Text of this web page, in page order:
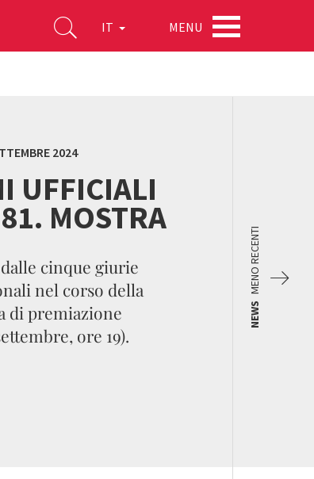
IT MENU
2024
UFFICIALI
MOSTRA
cinque giurie
nel corso della
di premiazione
ore 19).
NEWS
MENO RECENTI